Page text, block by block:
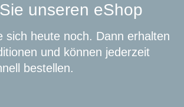
unseren eShop
sich heute noch. Dann erhalten
und können jederzeit
bestellen.